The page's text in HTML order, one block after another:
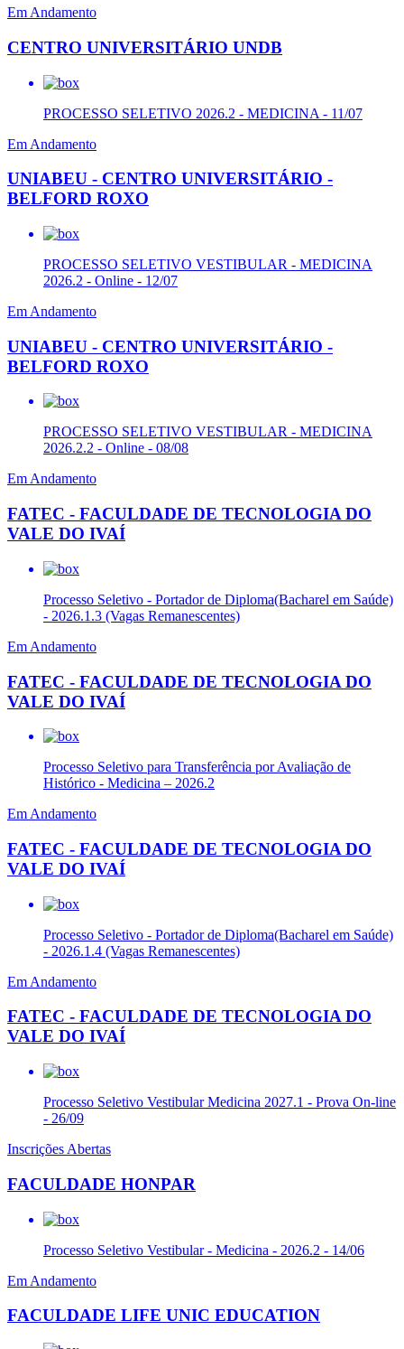
Em Andamento
CENTRO UNIVERSITÁRIO UNDB
PROCESSO SELETIVO 2026.2 - MEDICINA - 11/07
Em Andamento
UNIABEU - CENTRO UNIVERSITÁRIO -
BELFORD ROXO
PROCESSO SELETIVO VESTIBULAR - MEDICINA
2026.2 - Online - 12/07
Em Andamento
UNIABEU - CENTRO UNIVERSITÁRIO -
BELFORD ROXO
PROCESSO SELETIVO VESTIBULAR - MEDICINA
2026.2.2 - Online - 08/08
Em Andamento
FATEC - FACULDADE DE TECNOLOGIA DO
VALE DO IVAÍ
Processo Seletivo - Portador de Diploma(Bacharel em Saúde)
- 2026.1.3 (Vagas Remanescentes)
Em Andamento
FATEC - FACULDADE DE TECNOLOGIA DO
VALE DO IVAÍ
Processo Seletivo para Transferência por Avaliação de
Histórico - Medicina – 2026.2
Em Andamento
FATEC - FACULDADE DE TECNOLOGIA DO
VALE DO IVAÍ
Processo Seletivo - Portador de Diploma(Bacharel em Saúde)
- 2026.1.4 (Vagas Remanescentes)
Em Andamento
FATEC - FACULDADE DE TECNOLOGIA DO
VALE DO IVAÍ
Processo Seletivo Vestibular Medicina 2027.1 - Prova On-line
- 26/09
Inscrições Abertas
FACULDADE HONPAR
Processo Seletivo Vestibular - Medicina - 2026.2 - 14/06
Em Andamento
FACULDADE LIFE UNIC EDUCATION